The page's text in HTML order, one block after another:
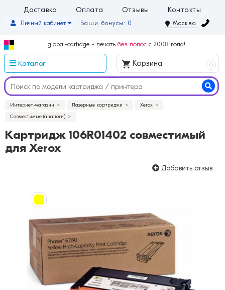
Доставка Оплата Отзывы Контакты
Ваши бонусы: 0
Личный кабинет Москва
global-cartidge - печать без полос с 2008 года!
Каталог Корзина 0
Интернет-магазин Лазерные картриджи
Xerox
Совместимые (аналоги)
Картридж 106R01402 совместимый
для Xerox
Добавить отзыв